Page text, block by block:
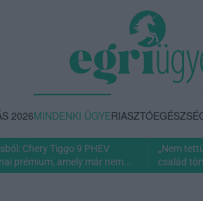
2026MINDENKI ÜGYERIASZTÓ
Chery Tiggo 9 PHEV
prémium, amely már nem...
„Nem
család